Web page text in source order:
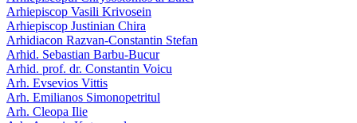
Arhiepiscop Vasili Krivosein
Arhiepiscop Justinian Chira
Arhidiacon Razvan-Constantin Stefan
Arhid. Sebastian Barbu-Bucur
Arhid. prof. dr. Constantin Voicu
Arh. Evsevios Vittis
Arh. Emilianos Simonopetritul
Arh. Cleopa Ilie